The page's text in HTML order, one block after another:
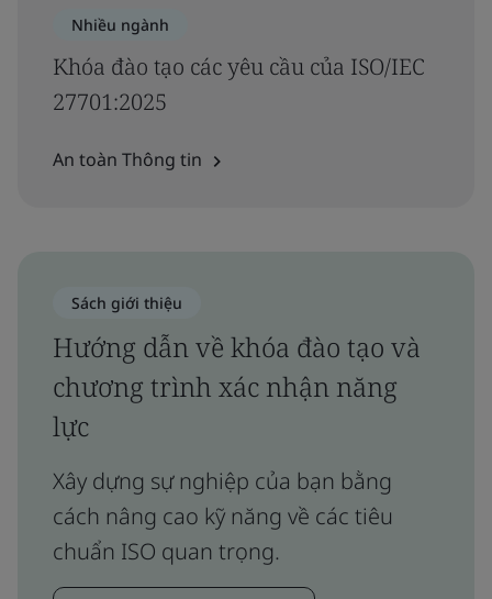
Nhiều ngành
Khóa đào tạo các yêu cầu của ISO/IEC
27701:2025
An toàn Thông tin
Sách giới thiệu
Hướng dẫn về khóa đào tạo và
chương trình xác nhận năng
lực
Xây dựng sự nghiệp của bạn bằng
cách nâng cao kỹ năng về các tiêu
chuẩn ISO quan trọng.